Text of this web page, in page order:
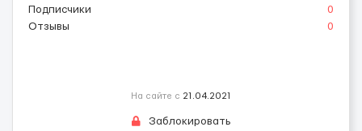
Подписчики
0
Отзывы
0
На сайте с 21.04.2021
Заблокировать